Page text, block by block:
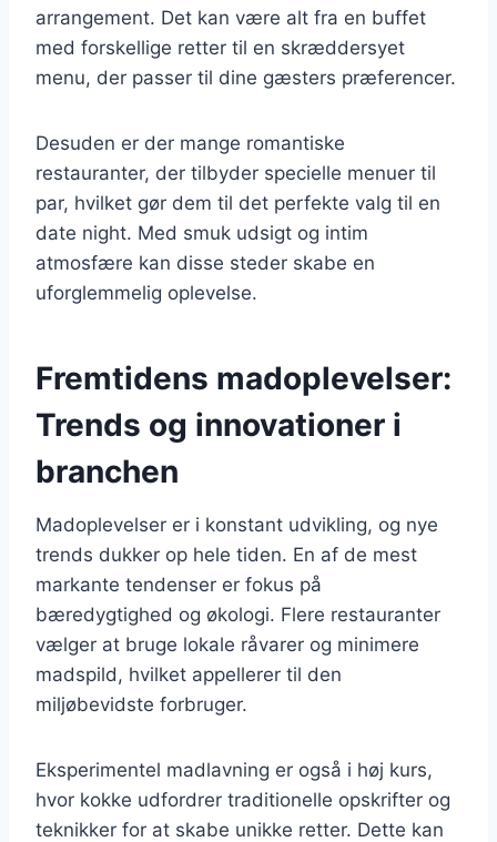
arrangement. Det kan være alt fra en buffet
med forskellige retter til en skræddersyet
menu, der passer til dine gæsters præferencer.
Desuden er der mange romantiske
restauranter, der tilbyder specielle menuer til
par, hvilket gør dem til det perfekte valg til en
date night. Med smuk udsigt og intim
atmosfære kan disse steder skabe en
uforglemmelig oplevelse.
Fremtidens madoplevelser:
Trends og innovationer i
branchen
Madoplevelser er i konstant udvikling, og nye
trends dukker op hele tiden. En af de mest
markante tendenser er fokus på
bæredygtighed og økologi. Flere restauranter
vælger at bruge lokale råvarer og minimere
madspild, hvilket appellerer til den
miljøbevidste forbruger.
Eksperimentel madlavning er også i høj kurs,
hvor kokke udfordrer traditionelle opskrifter og
teknikker for at skabe unikke retter. Dette kan